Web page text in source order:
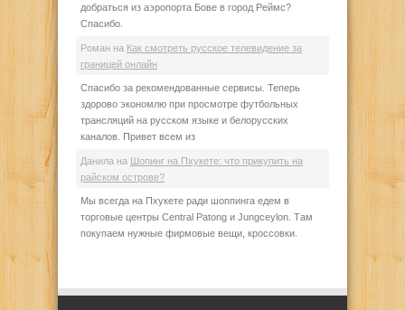
добраться из аэропорта Бове в город Реймс?
Спасибо.
Роман на Как смотреть русское телевидение за
границей онлайн
Спасибо за рекомендованные сервисы. Теперь
здорово экономлю при просмотре футбольных
трансляций на русском языке и белорусских
каналов. Привет всем из
Данила на Шопинг на Пхукете: что прикупить на
райском острове?
Мы всегда на Пхукете ради шоппинга едем в
торговые центры Central Patong и Jungceylon. Там
покупаем нужные фирмовые вещи, кроссовки.